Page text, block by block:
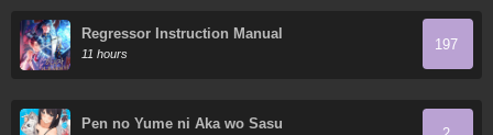
Regressor Instruction Manual
11 hours
197
Pen no Yume ni Aka wo Sasu